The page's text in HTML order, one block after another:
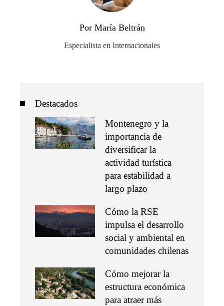
Por María Beltrán
Especialista en Internacionales
Destacados
Montenegro y la
importancia de
diversificar la
actividad turística
para estabilidad a
largo plazo
Cómo la RSE
impulsa el desarrollo
social y ambiental en
comunidades chilenas
Cómo mejorar la
estructura económica
para atraer más